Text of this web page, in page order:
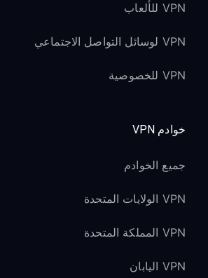
VPN للألعاب
VPN لوسائل التواصل الاجتماعي
VPN للخصوصية
خوادم VPN
جميع الخوادم
VPN الولايات المتحدة
VPN المملكة المتحدة
VPN اليابان